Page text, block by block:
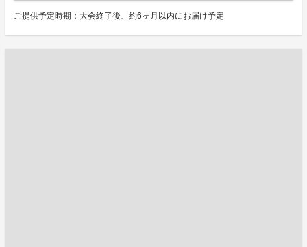
ご提供予定時期：大会終了後、約6ヶ月以内にお届け予定